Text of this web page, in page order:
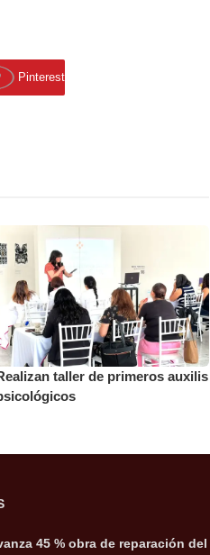
Pinterest
taller de primeros auxilis
45 % obra de reparación del